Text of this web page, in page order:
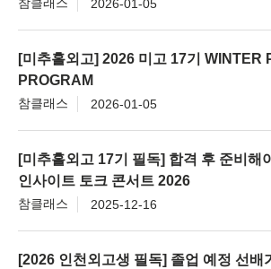
2026-01-05
[미추홀외고] 2026 미고 17기 WINTER
PROGRAM
참클래스 2026-01-05
[미추홀외고 17기 필독] 합격 후 준비해
인사이트 토크 콘서트 2026
참클래스 2025-12-16
[2026 인천외고생 필독] 졸업 예정 선배